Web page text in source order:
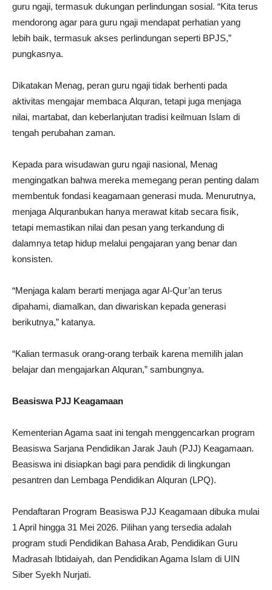
guru ngaji, termasuk dukungan perlindungan sosial. “Kita terus
mendorong agar para guru ngaji mendapat perhatian yang
lebih baik, termasuk akses perlindungan seperti BPJS,”
pungkasnya.
Dikatakan Menag, peran guru ngaji tidak berhenti pada
aktivitas mengajar membaca Alquran, tetapi juga menjaga
nilai, martabat, dan keberlanjutan tradisi keilmuan Islam di
tengah perubahan zaman.
Kepada para wisudawan guru ngaji nasional, Menag
mengingatkan bahwa mereka memegang peran penting dalam
membentuk fondasi keagamaan generasi muda. Menurutnya,
menjaga Alquranbukan hanya merawat kitab secara fisik,
tetapi memastikan nilai dan pesan yang terkandung di
dalamnya tetap hidup melalui pengajaran yang benar dan
konsisten.
“Menjaga kalam berarti menjaga agar Al-Qur’an terus
dipahami, diamalkan, dan diwariskan kepada generasi
berikutnya,” katanya.
“Kalian termasuk orang-orang terbaik karena memilih jalan
belajar dan mengajarkan Alquran,” sambungnya.
Beasiswa PJJ Keagamaan
Kementerian Agama saat ini tengah menggencarkan program
Beasiswa Sarjana Pendidikan Jarak Jauh (PJJ) Keagamaan.
Beasiswa ini disiapkan bagi para pendidik di lingkungan
pesantren dan Lembaga Pendidikan Alquran (LPQ).
Pendaftaran Program Beasiswa PJJ Keagamaan dibuka mulai
1 April hingga 31 Mei 2026. Pilihan yang tersedia adalah
program studi Pendidikan Bahasa Arab, Pendidikan Guru
Madrasah Ibtidaiyah, dan Pendidikan Agama Islam di UIN
Siber Syekh Nurjati.